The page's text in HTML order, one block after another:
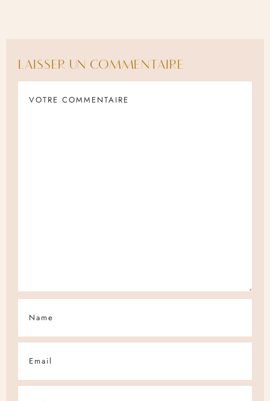
LAISSER UN COMMENTAIRE